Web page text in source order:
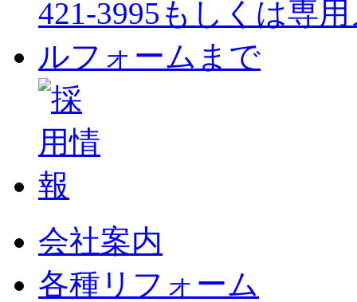
会社案内
各種リフォーム